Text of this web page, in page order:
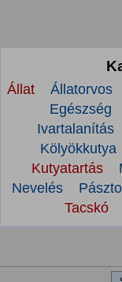
Állat Állatorvos
Egészség
Ivartalanítás
Kölyökkutya
Kutyatartás
Nevelés
Tacskó